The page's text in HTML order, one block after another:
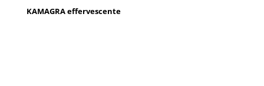
KAMAGRA effervescente